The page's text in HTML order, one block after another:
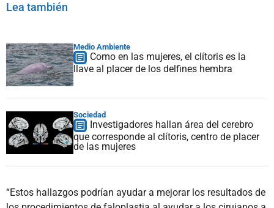
Lea también
Medio Ambiente
Como en las mujeres, el clítoris es la
llave al placer de los delfines hembra
Sociedad
Investigadores hallan área del cerebro
que corresponde al clítoris, centro de placer
de las mujeres
“Estos hallazgos podrían ayudar a mejorar los resultados de